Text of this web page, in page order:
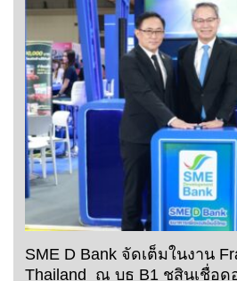
SME D Bank จัดเต็มในงาน
Thailand ณ บูธ B1 ชูสินเชื่อด